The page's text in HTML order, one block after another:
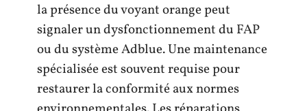
la présence du voyant orange peut
signaler un dysfonctionnement du FAP
ou du système Adblue. Une maintenance
spécialisée est souvent requise pour
restaurer la conformité aux normes